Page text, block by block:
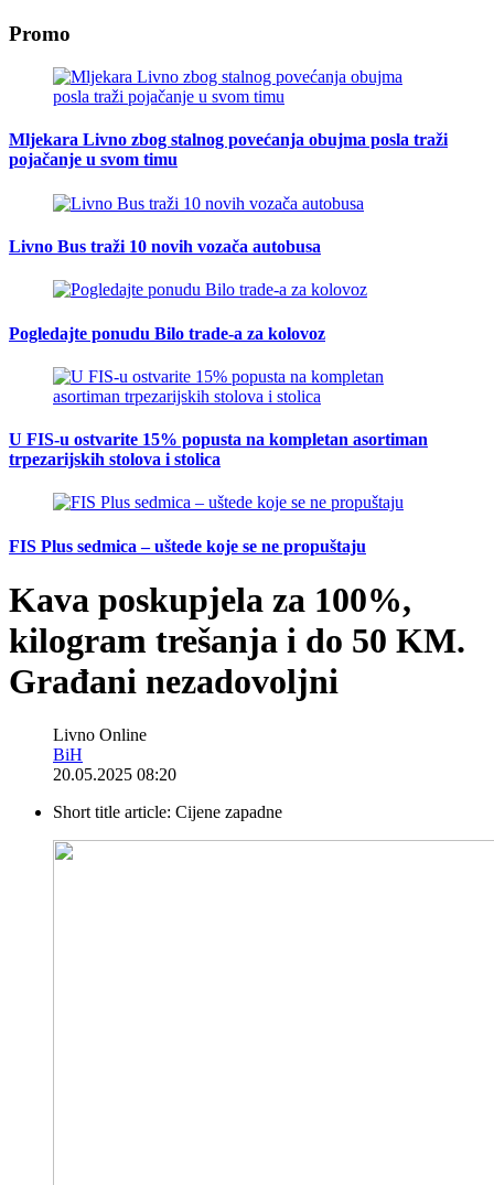
Promo
Mljekara Livno zbog stalnog povećanja obujma posla traži
pojačanje u svom timu
Livno Bus traži 10 novih vozača autobusa
Pogledajte ponudu Bilo trade-a za kolovoz
U FIS-u ostvarite 15% popusta na kompletan asortiman
trpezarijskih stolova i stolica
FIS Plus sedmica – uštede koje se ne propuštaju
Kava poskupjela za 100%,
kilogram trešanja i do 50 KM.
Građani nezadovoljni
Livno Online
BiH
20.05.2025 08:20
Short title article: Cijene zapadne